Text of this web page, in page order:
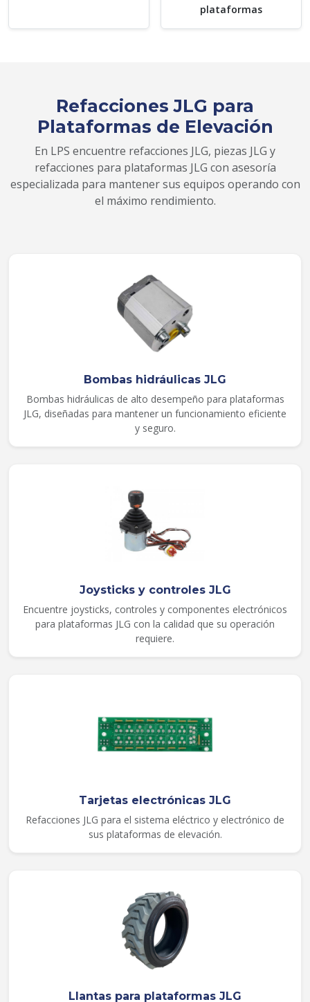
plataformas
Refacciones JLG para
Plataformas de Elevación
En LPS encuentre refacciones JLG, piezas JLG y
refacciones para plataformas JLG con asesoría
especializada para mantener sus equipos operando con
el máximo rendimiento.
Bombas hidráulicas JLG
Bombas hidráulicas de alto desempeño para plataformas
JLG, diseñadas para mantener un funcionamiento eficiente
y seguro.
Joysticks y controles JLG
Encuentre joysticks, controles y componentes electrónicos
para plataformas JLG con la calidad que su operación
requiere.
Tarjetas electrónicas JLG
Refacciones JLG para el sistema eléctrico y electrónico de
sus plataformas de elevación.
Llantas para plataformas JLG